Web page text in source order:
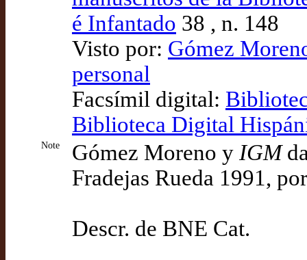
é Infantado 38 , n. 148
Visto por: Gómez
personal
Facsímil digital:
Biblioteca Digital
Note Gómez Moreno y IGM
Fradejas Rueda 1991,
Descr. de BNE Cat.